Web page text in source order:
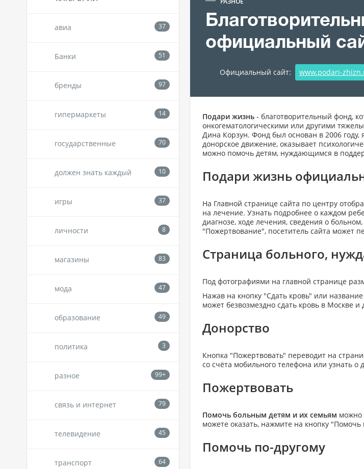
авиа
Банки
бренды
гипермаркеты
государственные
должен знать каждый
игры
личности
магазины
мода
образование
политика
разное
связь и интернет
телевидение
транспорт
официальный
Официальный сайт: www.podari-
Подари жизнь - благотворительный фонд,
онкогематологическими или другими
Дина Корзун. Фонд был основан в 2006
донорское движение, оказывает
можно помочь детям, нуждающимся в
Подари жизнь
На Главной странице сайта по центру
на лечение. Узнать подробнее о каждом
диагнозе, ходе лечения, сведения о
"Пожертвование", посетитель сайта может
Страница больного,
Под фотографиями на главной странице
Нажав на кнопку "Сдать кровь" или
может безвозмездно сдать кровь в Москве и
Донорство
Кнопка "Пожертвовать" переводит на
со счёта мобильного телефона или узнать о
Пожертвовать
Помочь больным детям и их семьям можно
можете оказать, нажмите на кнопку
Помочь по-другому